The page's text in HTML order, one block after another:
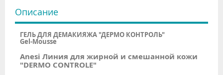
Описание
ГЕЛЬ ДЛЯ ДЕМАКИЯЖА "ДЕРМО КОНТРОЛЬ"
Gel-Mousse
Anesi Линия для жирной и смешанной кожи
"DERMO CONTROLE"